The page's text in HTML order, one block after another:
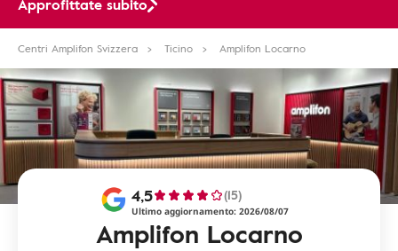
Approfittate subito
Centri Amplifon Svizzera Ticino Amplifon Locarno
Amplifon Locarno
4,5 (15)
Ultimo aggiornamento: 2026/08/07